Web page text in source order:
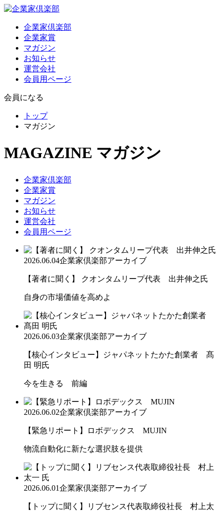
企業家倶楽部
企業家賞
マガジン
お知らせ
運営会社
会員用ページ
会員になる
トップ
マガジン
MAGAZINE マガジン
企業家倶楽部
企業家賞
マガジン
お知らせ
運営会社
会員用ページ
2026.06.04企業家倶楽部アーカイブ
【著者に聞く】 クオンタムリープ代表 出井伸之氏
自身の市場価値を高めよ
2026.06.03企業家倶楽部アーカイブ
【核心インタビュー】ジャパネットたかた創業者 髙
田 明氏
今を生きる 前編
2026.06.02企業家倶楽部アーカイブ
【緊急リポート】ロボデックス MUJIN
物流自動化に新たな選択肢を提供
2026.06.01企業家倶楽部アーカイブ
【トップに聞く】リブセンス代表取締役社長 村上太